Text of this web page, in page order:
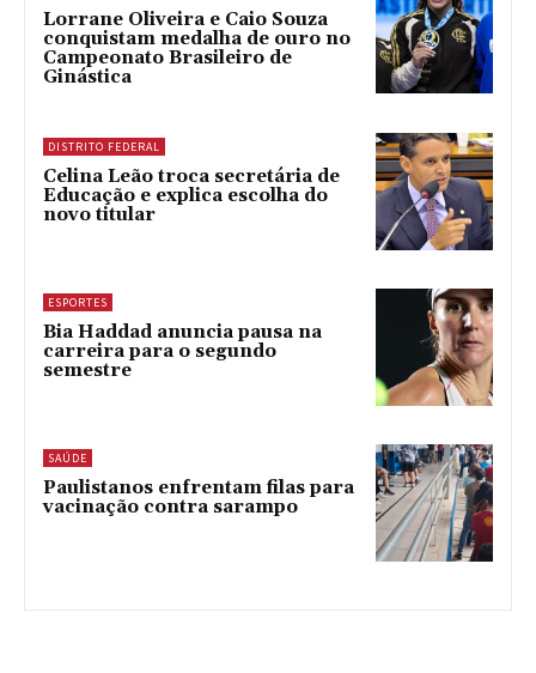
Lorrane Oliveira e Caio Souza
conquistam medalha de ouro no
Campeonato Brasileiro de
Ginástica
DISTRITO FEDERAL
Celina Leão troca secretária de
Educação e explica escolha do
novo titular
ESPORTES
Bia Haddad anuncia pausa na
carreira para o segundo
semestre
SAÚDE
Paulistanos enfrentam filas para
vacinação contra sarampo